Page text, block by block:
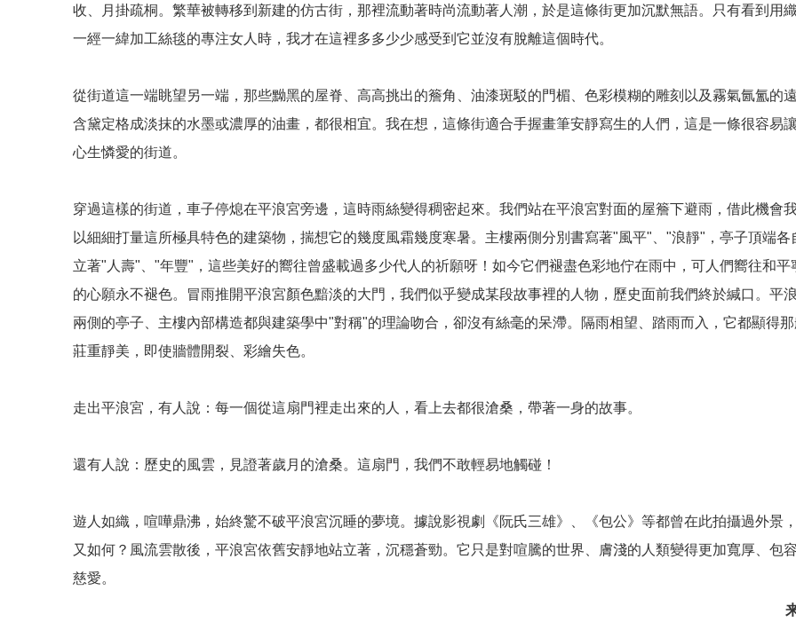
收、月掛疏桐。繁華被轉移到新建的仿古街，那裡流動著時尚流動著人潮，於是這條街更加沉默無語。只有看到用
一經一緯加工絲毯的專注女人時，我才在這裡多多少少感受到它並沒有脫離這個時代。
從街道這一端眺望另一端，那些黝黑的屋脊、高高挑出的簷角、油漆斑駁的門楣、色彩模糊的雕刻以及霧氣氤氳的
含黛定格成淡抹的水墨或濃厚的油畫，都很相宜。我在想，這條街適合手握畫筆安靜寫生的人們，這是一條很容易
心生憐愛的街道。
穿過這樣的街道，車子停熄在平浪宮旁邊，這時雨絲變得稠密起來。我們站在平浪宮對面的屋簷下避雨，借此機會
以細細打量這所極具特色的建築物，揣想它的幾度風霜幾度寒暑。主樓兩側分別書寫著"風平"、"浪靜"，亭子頂端各
立著"人壽"、"年豐"，這些美好的嚮往曾盛載過多少代人的祈願呀！如今它們褪盡色彩地佇在雨中，可人們嚮往和平
的心願永不褪色。冒雨推開平浪宮顏色黯淡的大門，我們似乎變成某段故事裡的人物，歷史面前我們終於緘口。平
兩側的亭子、主樓內部構造都與建築學中"對稱"的理論吻合，卻沒有絲毫的呆滯。隔雨相望、踏雨而入，它都顯得
莊重靜美，即使牆體開裂、彩繪失色。
走出平浪宮，有人說：每一個從這扇門裡走出來的人，看上去都很滄桑，帶著一身的故事。
還有人說：歷史的風雲，見證著歲月的滄桑。這扇門，我們不敢輕易地觸碰！
遊人如織，喧嘩鼎沸，始終驚不破平浪宮沉睡的夢境。據說影視劇《阮氏三雄》、《包公》等都曾在此拍攝過外景
又如何？風流雲散後，平浪宮依舊安靜地站立著，沉穩蒼勁。它只是對喧騰的世界、膚淺的人類變得更加寬厚、包
慈愛。